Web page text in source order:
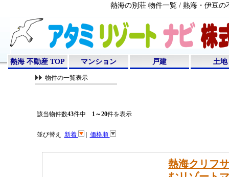
熱海の別荘 物件一覧 / 熱海・伊豆
熱海 不動産 TOP マンション 戸建 土地
物件の一覧表示
該当物件数43件中 1～20件を表示
並び替え 新着 価格順
熱海クリフ